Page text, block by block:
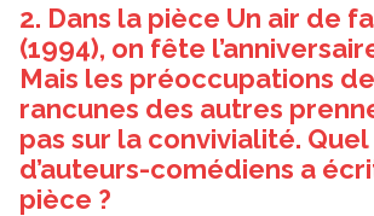
2. Dans la pièce Un air de
(1994), on fête
Mais les préoccupations
rancunes des autres
pas sur la convivialité.
d’auteurs-comédiens a
pièce ?